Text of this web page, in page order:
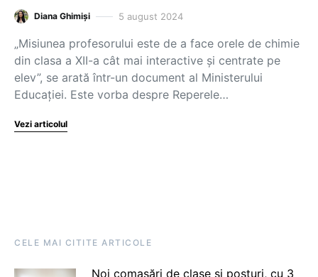
Diana Ghimiși 5 august 2024
„Misiunea profesorului este de a face orele de chimie
din clasa a XII-a cât mai interactive și centrate pe
elev”, se arată într-un document al Ministerului
Educației. Este vorba despre Reperele…
Vezi articolul
CELE MAI CITITE ARTICOLE
Noi comasări de clase și posturi, cu 3